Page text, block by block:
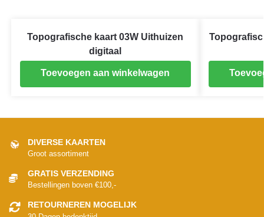
Topografische kaart 03W Uithuizen
digitaal
Toevoegen aan winkelwagen
DIVERSE KAARTEN
Groot assortiment
GRATIS VERZENDING
Bestellingen boven €100,-
RETOURNEREN MOGELIJK